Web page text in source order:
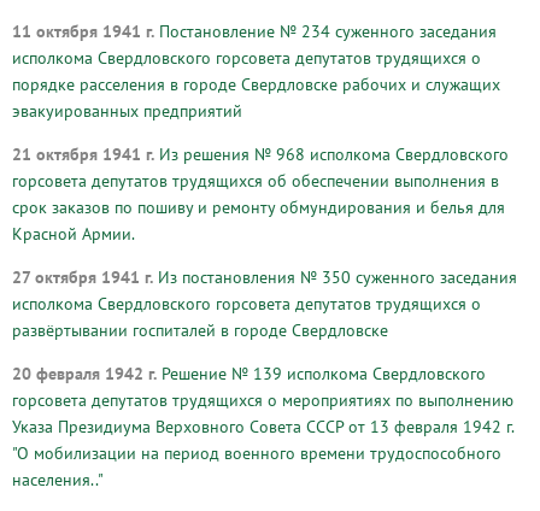
11 октября 1941 г. Постановление № 234 суженного заседания
исполкома Свердловского горсовета депутатов трудящихся о
порядке расселения в городе Свердловске рабочих и служащих
эвакуированных предприятий
21 октября 1941 г. Из решения № 968 исполкома Свердловского
горсовета депутатов трудящихся об обеспечении выполнения в
срок заказов по пошиву и ремонту обмундирования и белья для
Красной Армии.
27 октября 1941 г. Из постановления № 350 суженного заседания
исполкома Свердловского горсовета депутатов трудящихся о
развёртывании госпиталей в городе Свердловске
20 февраля 1942 г. Решение № 139 исполкома Свердловского
горсовета депутатов трудящихся о мероприятиях по выполнению
Указа Президиума Верховного Совета СССР от 13 февраля 1942 г.
"О мобилизации на период военного времени трудоспособного
населения.."